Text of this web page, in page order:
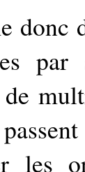
donc
les